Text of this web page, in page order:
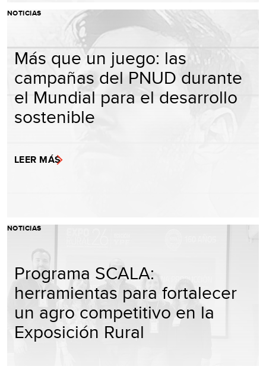
NOTICIAS
Más que un juego: las
campañas del PNUD durante
el Mundial para el desarrollo
sostenible
LEER MÁS
NOTICIAS
Programa SCALA:
herramientas para fortalecer
un agro competitivo en la
Exposición Rural